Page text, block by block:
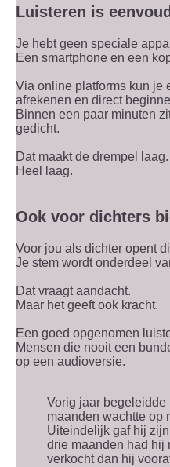
Luisteren is
Je hebt geen speciale
Een smartphone en een
Via online platforms kun je
afrekenen en direct
Binnen een paar minuten
gedicht.
Dat maakt de drempel laag.
Heel laag.
Ook voor dichters
Voor jou als dichter opent
Je stem wordt onderdeel
Dat vraagt aandacht.
Maar het geeft ook kracht.
Een goed opgenomen
Mensen die nooit een
op een audioversie.
Vorig jaar
maanden wachtte op
Uiteindelijk gaf hij
drie maanden had hij
verkocht dan hij